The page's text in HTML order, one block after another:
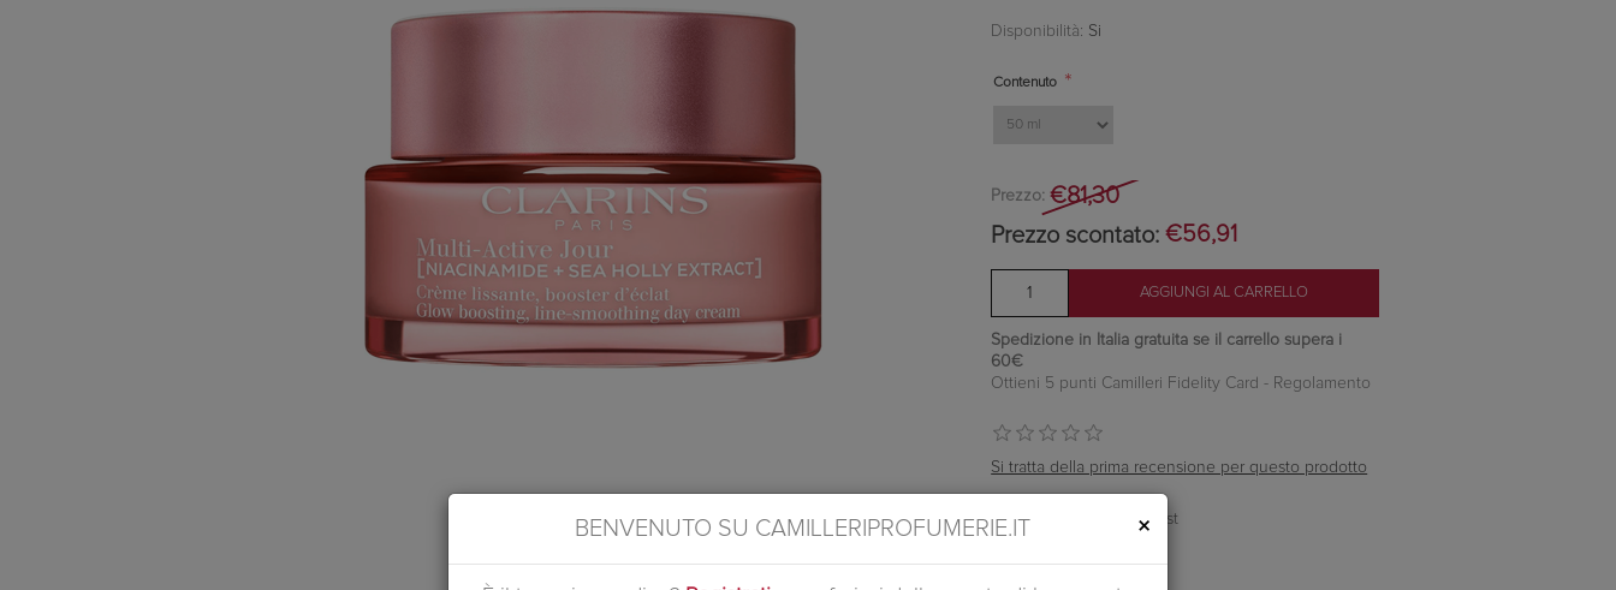
Disponibilità: Si
Contenuto *
Prezzo: €81,30
Prezzo scontato: €56,91
Spedizione in Italia gratuita se il carrello supera i
60€
Ottieni 5 punti Camilleri Fidelity Card - Regolamento
Si tratta della prima recensione per questo prodotto
BENVENUTO SU CAMILLERIPROFUMERIE.IT ×